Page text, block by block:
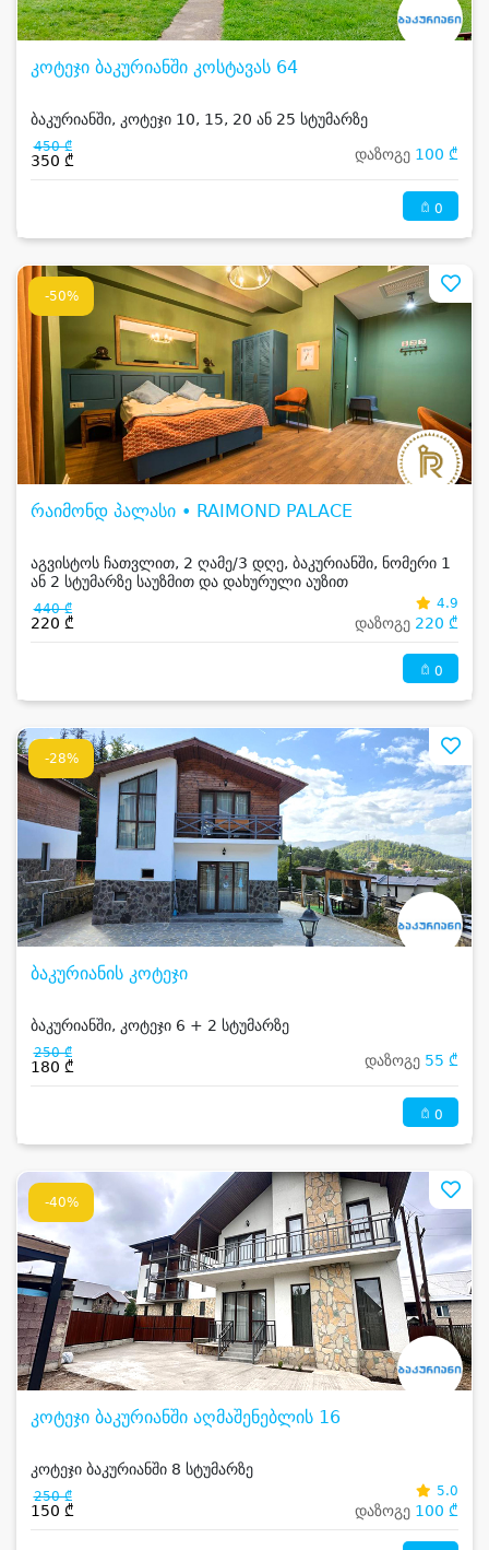
კოტეჯი ბაკურიანში კოსტავას 64
ბაკურიანში, კოტეჯი 10, 15, 20 ან 25 სტუმარზე
450 ₾
350 ₾ დაზოგე 100 ₾
0
-50%
რაიმონდ პალასი • RAIMOND PALACE
აგვისტოს ჩათვლით, 2 ღამე/3 დღე, ბაკურიანში, ნომერი 1
ან 2 სტუმარზე საუზმით და დახურული აუზით
440 ₾
220 ₾
4.9
დაზოგე 220 ₾
0
-28%
ბაკურიანის კოტეჯი
ბაკურიანში, კოტეჯი 6 + 2 სტუმარზე
250 ₾
180 ₾ დაზოგე 55 ₾
0
-40%
კოტეჯი ბაკურიანში აღმაშენებლის 16
კოტეჯი ბაკურიანში 8 სტუმარზე
250 ₾
150 ₾
5.0
დაზოგე 100 ₾